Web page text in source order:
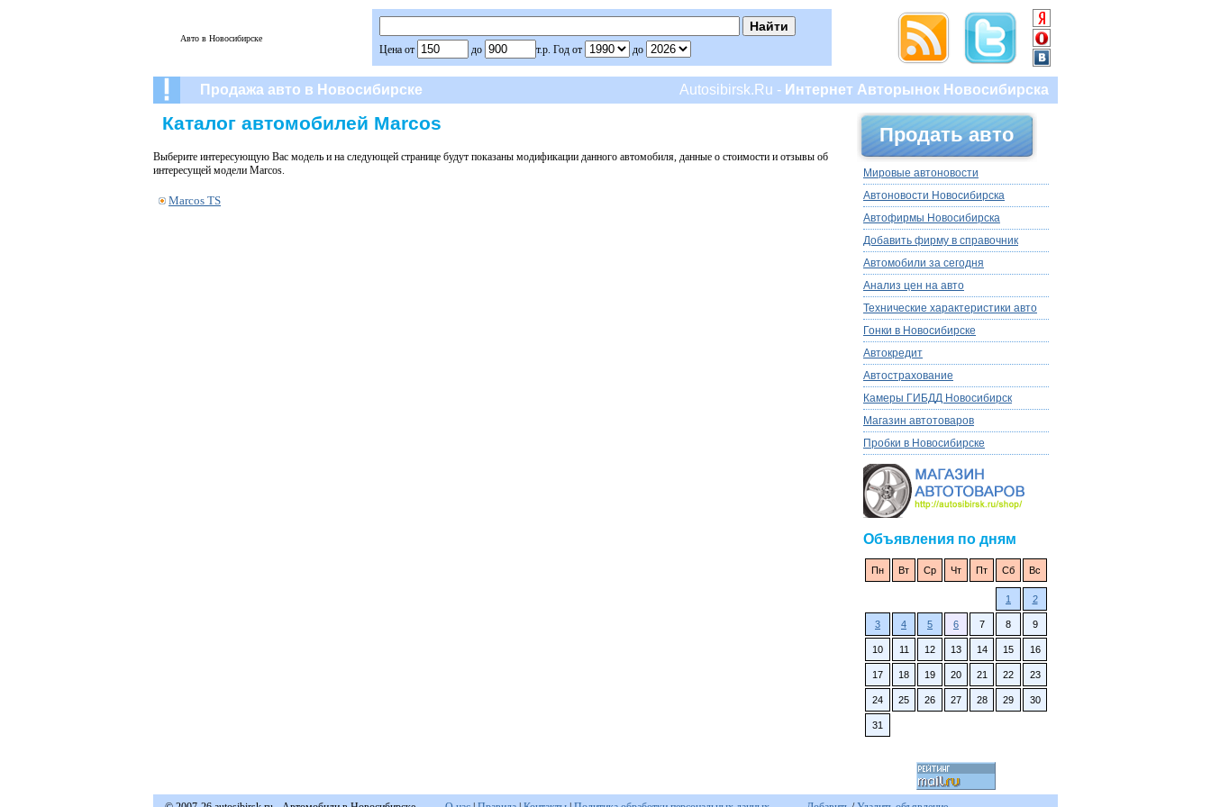
Авто в Новосибирске
Цена от до т.р. Год от до
Продажа авто в Новосибирске Autosibirsk.Ru - Интернет Авторынок Новосибирска
Каталог автомобилей Marcos
Выберите интересующую Вас модель и на следующей странице будут показаны модификации данного автомобиля, данные о стоимости и отзывы об
интересущей модели Marcos.
Marcos TS
Продать авто
Мировые автоновости
Автоновости Новосибирска
Автофирмы Новосибирска
Добавить фирму в справочник
Автомобили за сегодня
Анализ цен на авто
Технические характеристики авто
Гонки в Новосибирске
Автокредит
Автострахование
Камеры ГИБДД Новосибирск
Магазин автотоваров
Пробки в Новосибирске
Объявления по дням
Пн Вт Ср Чт Пт Сб Вс
1 2
3 4 5 6 7 8 9
10 11 12 13 14 15 16
17 18 19 20 21 22 23
24 25 26 27 28 29 30
31